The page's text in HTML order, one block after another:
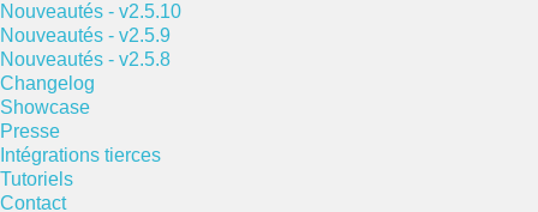
Nouveautés - v2.5.10
Nouveautés - v2.5.9
Nouveautés - v2.5.8
Changelog
Showcase
Presse
Intégrations tierces
Tutoriels
Contact